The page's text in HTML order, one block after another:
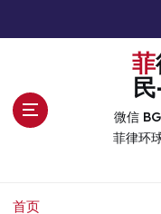
菲律宾环球移
微信
菲律环
首页